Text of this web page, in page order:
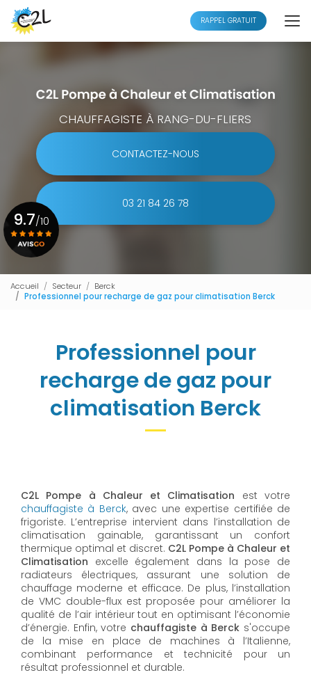
Aller
au
contenu
principal
RAPPEL GRATUIT
CHAUFFAGISTE À RANG-DU-FLIERS
CONTACTEZ-NOUS
03 21 84 26 78
9.7/10
Accueil Secteur
Berck
Professionnel pour recharge de gaz pour climatisation Berck
Professionnel pour
recharge de gaz pour
climatisation Berck
C2L Pompe à Chaleur et Climatisation est votre
chauffagiste à Berck, avec une expertise certifiée de
frigoriste. L’entreprise intervient dans l’installation de
climatisation gainable, garantissant un confort
thermique optimal et discret. C2L Pompe à Chaleur et
Climatisation excelle également dans la pose de
radiateurs électriques, assurant une solution de
chauffage moderne et efficace. De plus, l’installation
de VMC double-flux est proposée pour améliorer la
qualité de l’air intérieur tout en optimisant l’économie
d’énergie. Enfin, votre chauffagiste à Berck s'occupe
de la mise en place de machines à l’Italienne,
combinant performance et technicité pour un
résultat professionnel et durable.